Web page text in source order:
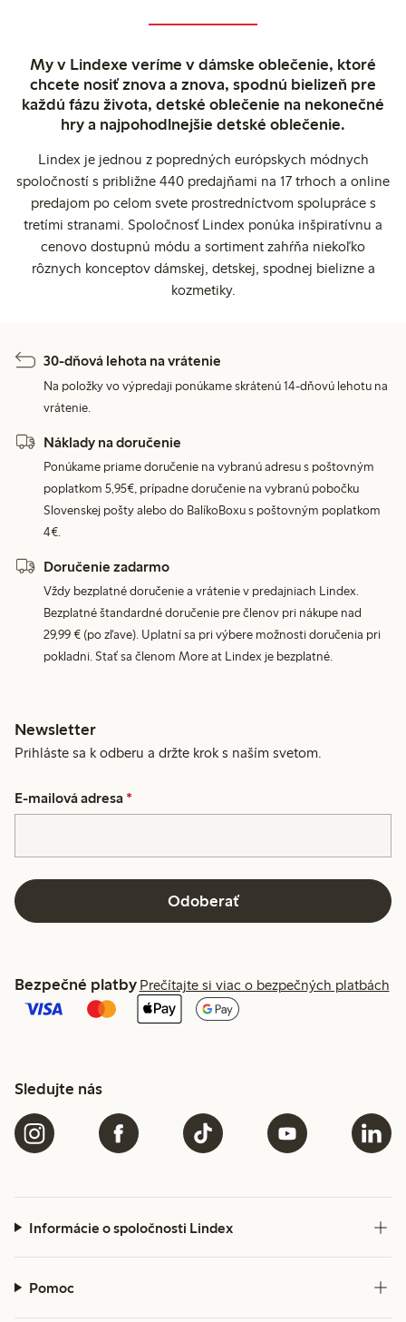
My v Lindexe veríme v dámske oblečenie, ktoré
chcete nosiť znova a znova, spodnú bielizeň pre
každú fázu života, detské oblečenie na nekonečné
hry a najpohodlnejšie detské oblečenie.
Lindex je jednou z popredných európskych módnych
spoločností s približne 440 predajňami na 17 trhoch a online
predajom po celom svete prostredníctvom spolupráce s
tretími stranami. Spoločnosť Lindex ponúka inšpiratívnu a
cenovo dostupnú módu a sortiment zahŕňa niekoľko
rôznych konceptov dámskej, detskej, spodnej bielizne a
kozmetiky.
30-dňová lehota na vrátenie
Na položky vo výpredaji ponúkame skrátenú 14-dňovú lehotu na
vrátenie.
Náklady na doručenie
Ponúkame priame doručenie na vybranú adresu s poštovným
poplatkom 5,95€, prípadne doručenie na vybranú pobočku
Slovenskej pošty alebo do BalíkoBoxu s poštovným poplatkom
4€.
Doručenie zadarmo
Vždy bezplatné doručenie a vrátenie v predajniach Lindex.
Bezplatné štandardné doručenie pre členov pri nákupe nad
29,99 € (po zľave). Uplatní sa pri výbere možnosti doručenia pri
pokladni. Stať sa členom More at Lindex je bezplatné.
Newsletter
Prihláste sa k odberu a držte krok s naším svetom.
E-mailová adresa *
Odoberať
Bezpečné platby Prečítajte si viac o bezpečných platbách
Sledujte nás
Informácie o spoločnosti Lindex
Pomoc